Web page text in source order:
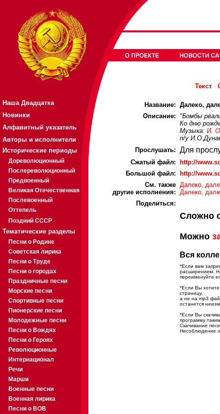
Наша Двадцатка
Новинки
Алфавитный указатель
Авторы и исполнители
Исторические периоды
Дореволюционный
Послереволюционный
Предвоенный
Великая Отечественная
Послевоенный
Оттепель
Поздний СССР
Тематические разделы
Песни о Родине
Советская лирика
Песни о Труде
Песни о городах
Праздничные песни
Морские песни
Спортивные песни
Пионерские песни
Молодежные песни
Песни о Вождях
Песни о Героях
Революционные
Интернационал
Речи
Марши
Военные песни
Военная лирика
Песни о ВОВ
Текст
Название: Далеко,
Описание:
"Бомбы
Ко дню
Музыка: И.
п/у
Прослушать: Для
Cжатый файл:
http://
Большой файл:
http://
См. также
другие исполнения:
Далеко,
Далеко,
Поделиться:
Сложно
Можно
Вся
*Если вам
расширением.
переименуйте
*Если Вы
страницу,
а не на mp3
останется
*Если Вы
программу
Скачивание
Несоблюдение